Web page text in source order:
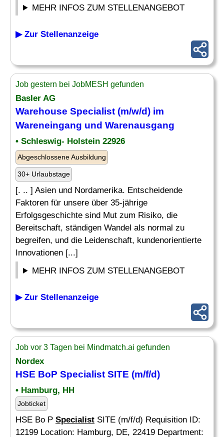
MEHR INFOS ZUM STELLENANGEBOT
▶ Zur Stellenanzeige
Job gestern bei JobMESH gefunden
Basler AG
Warehouse Specialist (m/w/d) im
Wareneingang und Warenausgang
• Schleswig- Holstein 22926
Abgeschlossene Ausbildung
30+ Urlaubstage
[. .. ] Asien und Nordamerika. Entscheidende
Faktoren für unsere über 35-jährige
Erfolgsgeschichte sind Mut zum Risiko, die
Bereitschaft, ständigen Wandel als normal zu
begreifen, und die Leidenschaft, kundenorientierte
Innovationen [...]
MEHR INFOS ZUM STELLENANGEBOT
▶ Zur Stellenanzeige
Job vor 3 Tagen bei Mindmatch.ai gefunden
Nordex
HSE BoP Specialist SITE (m/f/d)
• Hamburg, HH
Jobticket
HSE Bo P Specialist SITE (m/f/d) Requisition ID:
12199 Location: Hamburg, DE, 22419 Department: